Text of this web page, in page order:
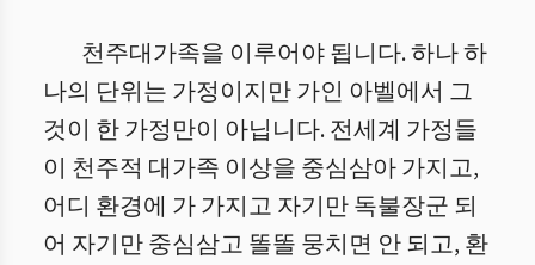
천주대가족을 이루어야 됩니다. 하나 하
나의 단위는 가정이지만 가인 아벨에서 그
것이 한 가정만이 아닙니다. 전세계 가정들
이 천주적 대가족 이상을 중심삼아 가지고,
어디 환경에 가 가지고 자기만 독불장군 되
어 자기만 중심삼고 똘똘 뭉치면 안 되고, 환